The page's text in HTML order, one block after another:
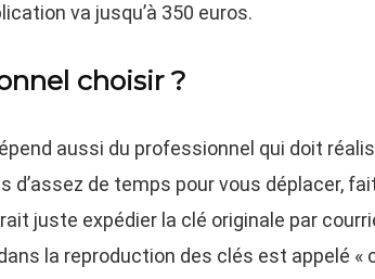
va jusqu’à 350 euros.
choisir ?
aussi du professionnel qui doit
d’assez de temps pour vous déplacer,
juste expédier la clé originale par
la reproduction des clés est appelé «